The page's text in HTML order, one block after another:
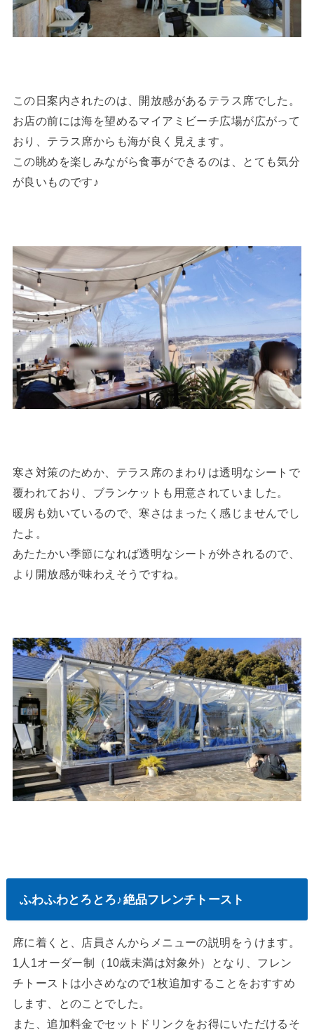
この日案内されたのは、開放感があるテラス席でした。
お店の前には海を望めるマイアミビーチ広場が広がって
おり、テラス席からも海が良く見えます。
この眺めを楽しみながら食事ができるのは、とても気分
が良いものです♪
寒さ対策のためか、テラス席のまわりは透明なシートで
覆われており、ブランケットも用意されていました。
暖房も効いているので、寒さはまったく感じませんでし
たよ。
あたたかい季節になれば透明なシートが外されるので、
より開放感が味わえそうですね。
ふわふわとろとろ♪絶品フレンチトースト
席に着くと、店員さんからメニューの説明をうけます。
1人1オーダー制（10歳未満は対象外）となり、フレン
チトーストは小さめなので1枚追加することをおすすめ
します、とのことでした。
また、追加料金でセットドリンクをお得にいただけるそ